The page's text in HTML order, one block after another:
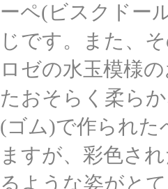
ーペ(ビスクドー
じです。また、
ロゼの水玉模様
たおそらく柔ら
(ゴム)で作られた
ますが、彩色さ
るような姿がと